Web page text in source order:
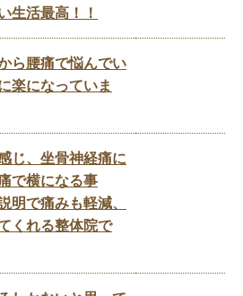
生活最高！！
ら腰痛で悩んでい
楽になっていま
じ、坐骨神経痛に
で横になる事
明で痛みも軽減、
くれる整体院で